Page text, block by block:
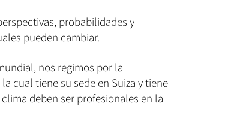
probabilidades y
pueden cambiar.
nos regimos por la
cual tiene su sede en Suiza y tiene
deben ser profesionales en la